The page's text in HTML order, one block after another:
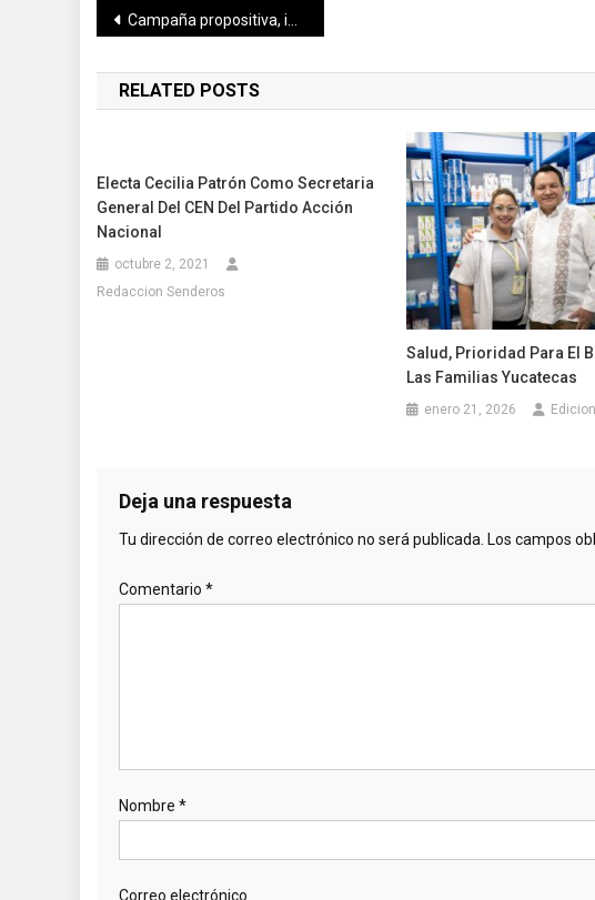
Navegación
de
entradas
Campaña propositiva, incluyente y de certeza laboral.
RELATED POSTS
Electa Cecilia Patrón Como Secretaria
General Del CEN Del Partido Acción
Nacional
octubre 2, 2021
Redaccion Senderos
Salud, Prioridad Para El
Las Familias Yucatecas
enero 21, 2026 Edicion
Deja una respuesta
Tu dirección de correo electrónico no será publicada. Los campos
Comentario *
Nombre *
Correo electrónico